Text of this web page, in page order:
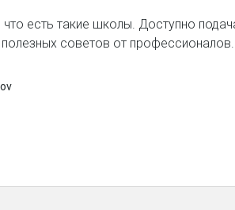
есть такие школы. Доступно
советов от